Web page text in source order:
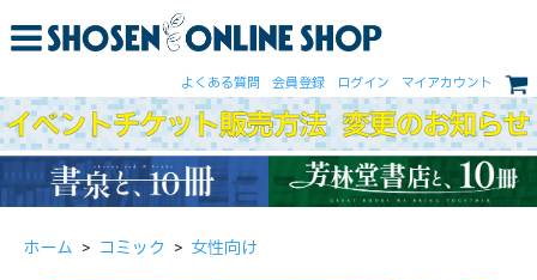
よくある質問 会員登録 ログイン マイアカウント
ホーム > コミック > 女性向け